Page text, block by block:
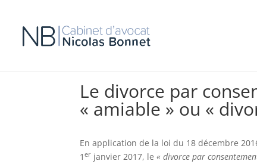
Le divorce par
« amiable » ou «
En application de la loi du 18 décembre
1er janvier 2017, le« divorce par